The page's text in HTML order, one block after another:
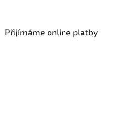
Přijímáme online platby